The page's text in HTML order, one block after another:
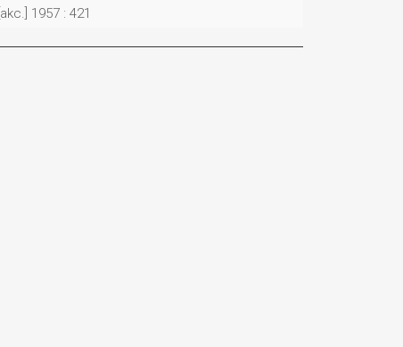
[akc.] 1957 : 421